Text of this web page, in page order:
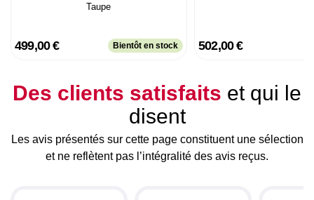
Taupe
499,00 € Bientôt en stock 502,00 €
Des clients satisfaits et qui le
disent
Les avis présentés sur cette page constituent une sélection
et ne reflètent pas l’intégralité des avis reçus.